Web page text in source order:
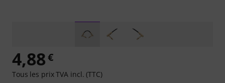
4,88€
Tous les prix TVA incl. (TTC)